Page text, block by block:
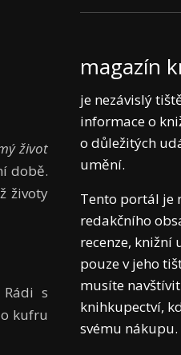
život
době.
životy
s
kufru
magazín
je nezávislý
informace o
o důležitých
umění.
Tento portál je
redakčního
recenze, knižní
pouze v jeho
musíte
knihkupectví,
svému nákupu.